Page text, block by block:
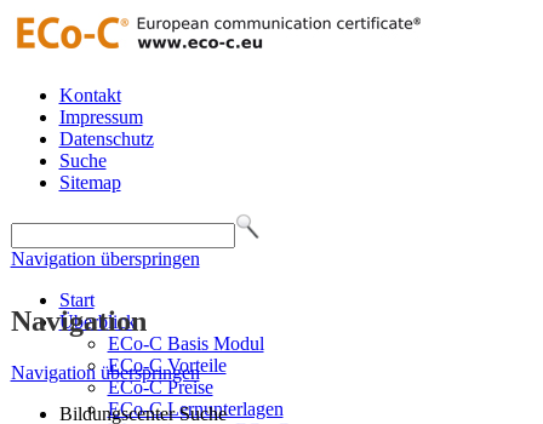
Kontakt
Impressum
Datenschutz
Suche
Sitemap
Navigation überspringen
Start
Überblick
ECo-C Basis Modul
ECo-C Vorteile
ECo-C Preise
ECo-C Lernunterlagen
Navigation
Navigation überspringen
Bildungscenter Suche